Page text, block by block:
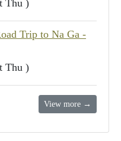
)
Trip to Na Ga -
)
View more →